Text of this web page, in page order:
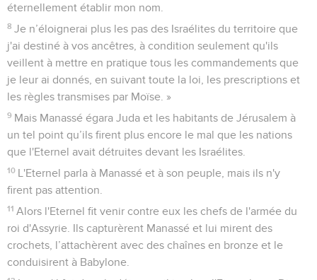
éternellement établir mon nom.
8 Je n’éloignerai plus les pas des Israélites du territoire que
j'ai destiné à vos ancêtres, à condition seulement qu'ils
veillent à mettre en pratique tous les commandements que
je leur ai donnés, en suivant toute la loi, les prescriptions et
les règles transmises par Moïse. »
9 Mais Manassé égara Juda et les habitants de Jérusalem à
un tel point qu’ils firent plus encore le mal que les nations
que l'Eternel avait détruites devant les Israélites.
10 L'Eternel parla à Manassé et à son peuple, mais ils n'y
firent pas attention.
11 Alors l'Eternel fit venir contre eux les chefs de l'armée du
roi d'Assyrie. Ils capturèrent Manassé et lui mirent des
crochets, l’attachèrent avec des chaînes en bronze et le
conduisirent à Babylone.